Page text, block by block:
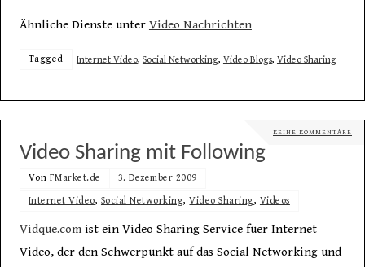
Ähnliche Dienste unter Video Nachrichten
Tagged Internet Video, Social Networking, Video Blogs, Video Sharing
KEINE KOMMENTARE
Video Sharing mit Following
Von FMarket.de 3. Dezember 2009
Internet Video, Social Networking,Video Sharing, Videos
Vidque.comist ein Video Sharing Service fuer Internet
Video, der den Schwerpunkt auf das Social Networking und